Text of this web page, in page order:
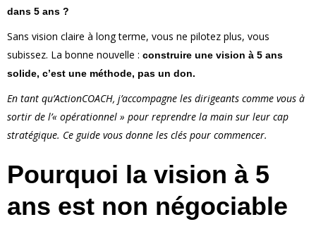
dans 5 ans ?
Sans vision claire à long terme, vous ne pilotez plus, vous
subissez. La bonne nouvelle : construire une vision à 5 ans
solide, c’est une méthode, pas un don.
En tant qu’ActionCOACH, j’accompagne les dirigeants comme vous à
sortir de l’« opérationnel » pour reprendre la main sur leur cap
stratégique. Ce guide vous donne les clés pour commencer.
Pourquoi la vision à 5
ans est non négociable